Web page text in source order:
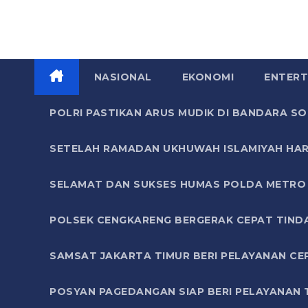
NASIONAL EKONOMI
POLRI PASTIKAN ARUS MUDIK DI BANDARA
SETELAH RAMADAN UKHUWAH ISLAMIYAH
SELAMAT DAN SUKSES HUMAS POLDA
POLSEK CENGKARENG BERGERAK CEPAT
SAMSAT JAKARTA TIMUR BERI PELAYANAN
POSYAN PAGEDANGAN SIAP BERI